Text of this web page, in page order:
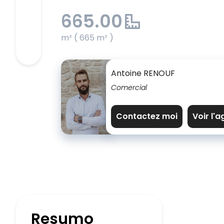
665.00
m² ( 665 m² )
Antoine RENOUF
Comercial
Contactez moi Voir
Resumo